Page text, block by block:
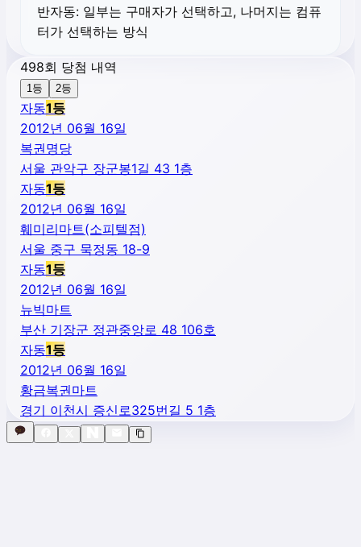
반자동: 일부는 구매자가 선택하고, 나머지는 컴퓨
터가 선택하는 방식
498회 당첨 내역
1등 2등
자동1등
2012년 06월 16일
복권명당
서울 관악구 장군봉1길 43 1층
자동1등
2012년 06월 16일
훼미리마트(소피텔점)
서울 중구 묵정동 18-9
자동1등
2012년 06월 16일
뉴빅마트
부산 기장군 정관중앙로 48 106호
자동1등
2012년 06월 16일
황금복권마트
경기 이천시 증신로325번길 5 1층